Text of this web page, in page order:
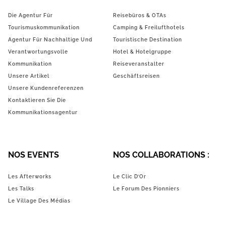
Die Agentur Für
Tourismuskommunikation
Agentur Für Nachhaltige Und
Verantwortungsvolle
Kommunikation
Unsere Artikel
Unsere Kundenreferenzen
Kontaktieren Sie Die
Kommunikationsagentur
Reisebüros & OTAs
Camping & Freilufthotels
Touristische Destination
Hotel & Hotelgruppe
Reiseveranstalter
Geschäftsreisen
NOS EVENTS
Les Afterworks
Les Talks
Le Village Des Médias
NOS COLLABORATIONS :
Le Clic D’Or
Le Forum Des Pionniers